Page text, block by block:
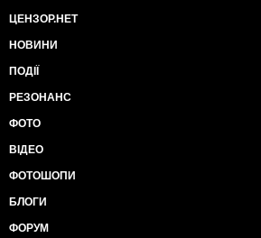
ЦЕНЗОР.НЕТ
НОВИНИ
ПОДІЇ
РЕЗОНАНС
ФОТО
ВІДЕО
ФОТОШОПИ
БЛОГИ
ФОРУМ